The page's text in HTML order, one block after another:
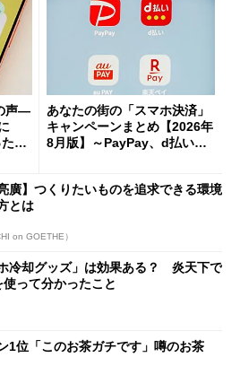
声―
」
あなたの街の「スマホ決済」
キャンペーンまとめ【2026年
8月版】～PayPay、d払い、a
廣】つくりたいものを追求できる環境
とは
on GOETHE）
ホ冷却グッズ」は効果ある？ 炎天下で
って分かったこと
1位「このお茶ガチです」噂のお茶